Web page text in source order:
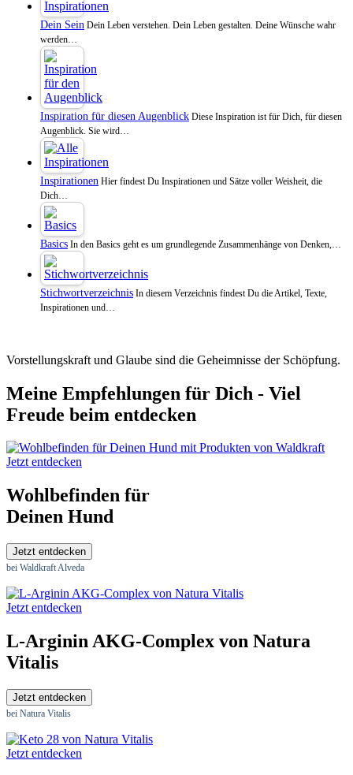
Dein Sein Dein Leben verstehen. Dein Leben gestalten. Deine Wünsche wahr
werden…
Inspiration für diesen Augenblick Diese Inspiration ist für Dich, für diesen
Augenblick. Sie wird…
Inspirationen Hier findest Du Inspirationen und Sätze voller Weisheit, die
Dich…
Basics In den Basics geht es um grundlegende Zusammenhänge von Denken,…
Stichwortverzeichnis In diesem Verzeichnis findest Du die Artikel, Texte,
Inspirationen und…
Vorstellungskraft und Glaube sind die Geheimnisse der Schöpfung.
Meine Empfehlungen für Dich - Viel
Freude beim entdecken
Jetzt entdecken
Wohlbefinden für
Deinen Hund
Jetzt entdecken
bei Waldkraft Alveda
Jetzt entdecken
L-Arginin AKG-Complex von Natura
Vitalis
Jetzt entdecken
bei Natura Vitalis
Jetzt entdecken